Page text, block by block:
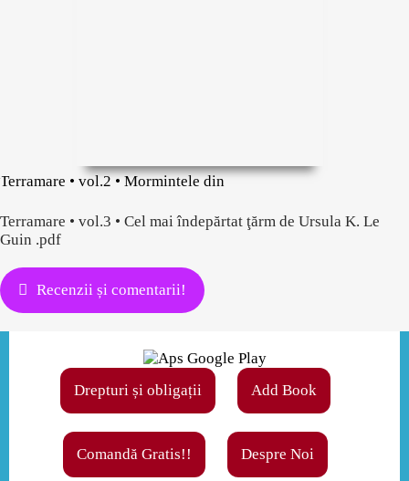
Terramare • vol.2 • Mormintele din
Terramare • vol.3 • Cel mai îndepărtat ţărm de Ursula K. Le
Guin .pdf
Recenzii și comentarii!
Drepturi și obligații Add Book
Comandă Gratis!! Despre Noi